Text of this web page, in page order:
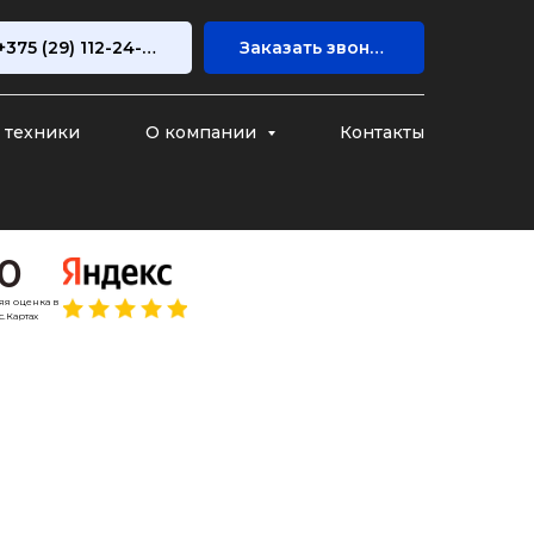
+375 (29) 112-24-41 Заказать звонок
техники О компании Контакты
оценка в